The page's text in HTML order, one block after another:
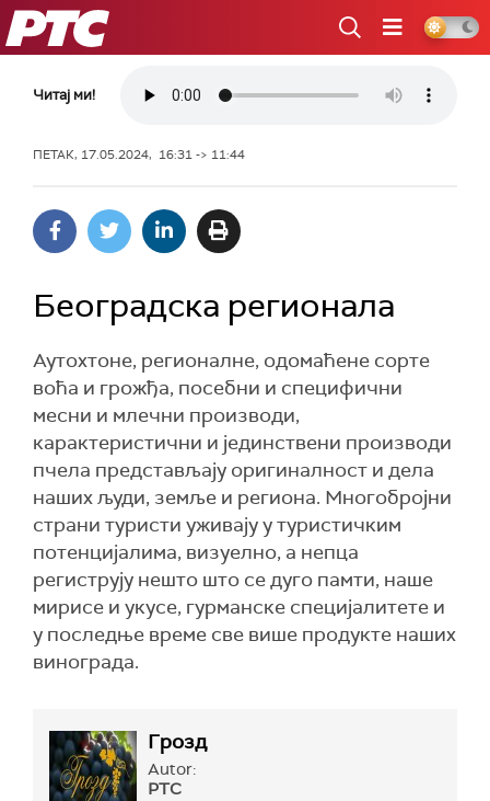
РТС
Читај ми!
ПЕТАК, 17.05.2024, 16:31 -> 11:44
Београдска регионала
Аутохтоне, регионалне, одомаћене сорте
воћа и грожђа, посебни и специфични
месни и млечни производи,
карактеристични и јединствени производи
пчела представљају оригиналност и дела
наших људи, земље и региона. Многобројни
страни туристи уживају у туристичким
потенцијалима, визуелно, а непца
региструју нешто што се дуго памти, наше
мирисе и укусе, гурманске специјалитете и
у последње време све више продукте наших
винограда.
Грозд
Autor:
РТС